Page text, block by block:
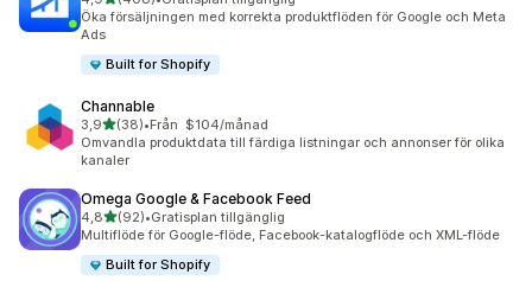
408 recensioner totalt
Öka försäljningen med korrekta produktflöden för Google och Meta
Ads
Built for Shopify
Channable
3,9av 5 stjärnor
(38)
38 recensioner totalt
•Från $104/månad
Omvandla produktdata till färdiga listningar och annonser för olika
kanaler
Omega Google & Facebook Feed
4,8av 5 stjärnor
(92)
92 recensioner totalt
•Gratisplan tillgänglig
Multiflöde för Google-flöde, Facebook-katalogflöde och XML-flöde
Built for Shopify